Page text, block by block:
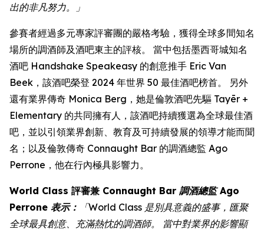
出的非凡努力。」
參賽者經過多元專家評審團的嚴格考驗，獲得全球多間知名
場所的調酒師及酒吧東主的評核。 當中包括墨西哥城知名
酒吧 Handshake Speakeasy 的創意推手 Eric Van
Beek，該酒吧榮登 2024 年世界 50 最佳酒吧榜首。 另外
還有業界傳奇 Monica Berg，她是倫敦酒吧先驅 Tayēr +
Elementary 的共同擁有人，該酒吧持續獲選為全球最佳酒
吧，並以引領業界創新、教育及可持續發展的領導才能而聞
名；以及倫敦傳奇 Connaught Bar 的調酒總監 Ago
Perrone，他在行內極具影響力。
World Class 評審兼 Connaught Bar 調酒總監 Ago
Perrone 表示：
「World Class 是別具意義的盛事，匯聚
全球最具創意、充滿熱忱的調酒師。 當中對業界的影響顯